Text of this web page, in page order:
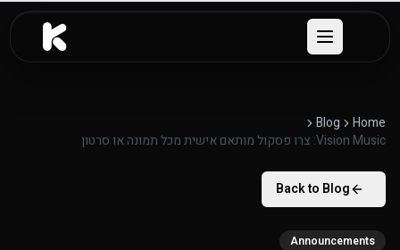
דלג לתוכן העיקרי
Open menu
Home
Blog
Vision Music: צרו פסקול מותאם אישית מכל תמונה או סרטון
Back to Blog
Announcements